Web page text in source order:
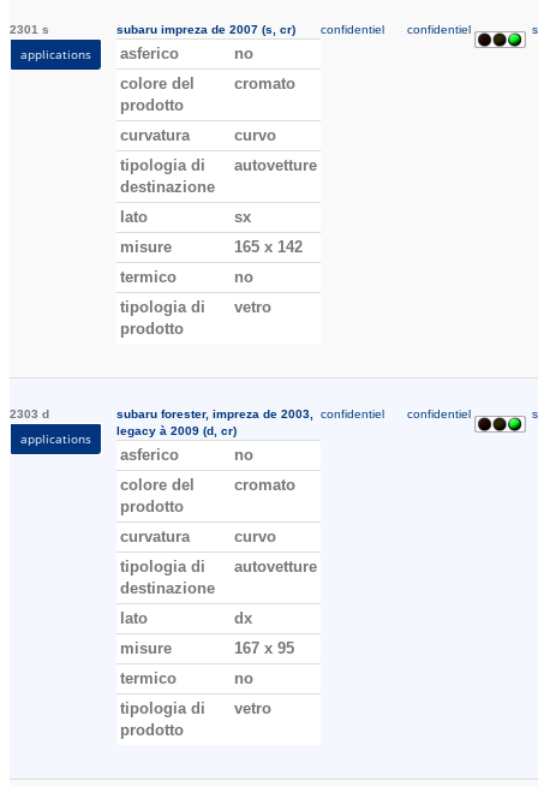
2301 s
applications
subaru impreza de 2007 (s, cr)
asferico
no
colore del
prodotto
cromato
curvatura
curvo
tipologia di
destinazione
autovetture
lato
sx
misure
165 x 142
termico
no
tipologia di
prodotto
vetro
confidentiel confidentiel
2303 d
applications
subaru forester, impreza de 2003,
legacy à 2009 (d, cr)
asferico
no
colore del
prodotto
cromato
curvatura
curvo
tipologia di
destinazione
autovetture
lato
dx
misure
167 x 95
termico
no
tipologia di
prodotto
vetro
confidentiel confidentiel